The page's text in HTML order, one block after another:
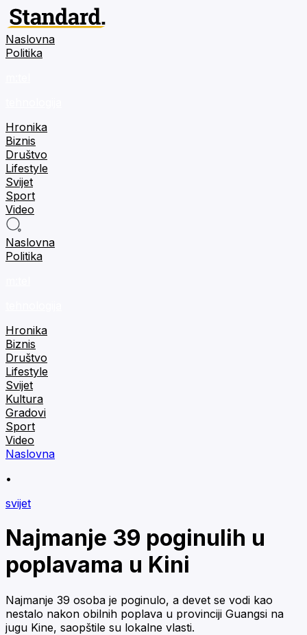
Naslovna
Politika
Hronika
Biznis
Društvo
Lifestyle
Svijet
Sport
Video
Naslovna
Politika
Hronika
Biznis
Društvo
Lifestyle
Svijet
Kultura
Gradovi
Sport
Video
Naslovna
•
svijet
Najmanje 39 poginulih u
poplavama u Kini
Najmanje 39 osoba je poginulo, a devet se vodi kao
nestalo nakon obilnih poplava u provinciji Guangsi na
jugu Kine, saopštile su lokalne vlasti.